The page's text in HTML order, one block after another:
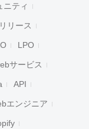
ニティ
リース
LPO
サービス
API
エンジニア